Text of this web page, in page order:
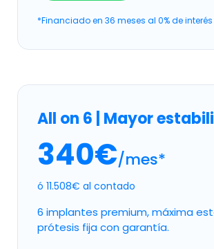
*Financiado en 36 meses al 0% de interés
All on 6 | Mayor
340€/mes*
ó 11.508€ al contado
6 implantes premium, máxima
prótesis fija con garantía.